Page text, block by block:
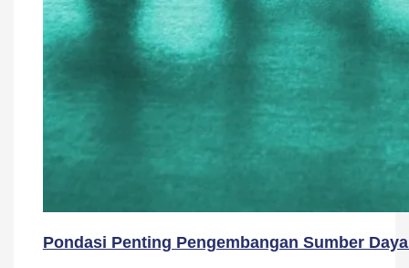
Pondasi Penting Pengembangan Sumber